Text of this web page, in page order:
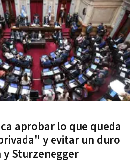
aprobar lo que queda
y evitar un duro
Sturzenegger